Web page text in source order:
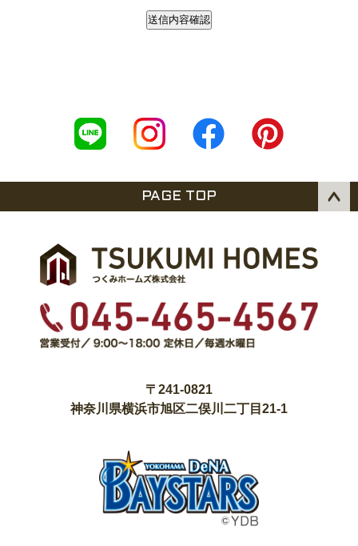
送信内容確認
PAGE TOP
〒241-0821
神奈川県横浜市旭区二俣川二丁目21-1